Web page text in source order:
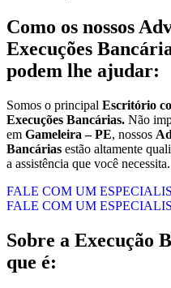
Como os nossos
Execuções
podem lhe ajudar:
Somos o principal Escritório
Execuções Bancárias. Não
em Gameleira – PE, nossos
Bancárias estão altamente
a assistência que você necessita.
FALE COM UM
FALE COM UM
Sobre a Execução
que é: